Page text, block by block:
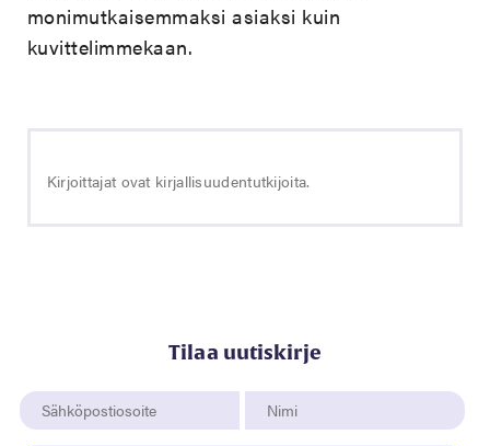
monimutkaisemmaksi asiaksi kuin
kuvittelimmekaan.
Kirjoittajat ovat kirjallisuudentutkijoita.
Tilaa uutiskirje